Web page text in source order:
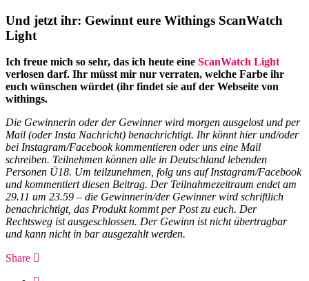
Und jetzt ihr: Gewinnt eure Withings ScanWatch
Light
Ich freue mich so sehr, das ich heute eine ScanWatch Light
verlosen darf. Ihr müsst mir nur verraten, welche Farbe ihr
euch wünschen würdet (ihr findet sie auf der Webseite von
withings.
Die Gewinnerin oder der Gewinner wird morgen ausgelost und per
Mail (oder Insta Nachricht) benachrichtigt. Ihr könnt hier und/oder
bei Instagram/Facebook kommentieren oder uns eine Mail
schreiben. Teilnehmen können alle in Deutschland lebenden
Personen Ü18. Um teilzunehmen, folg uns auf Instagram/Facebook
und kommentiert diesen Beitrag. Der Teilnahmezeitraum endet am
29.11 um 23.59 – die Gewinnerin/der Gewinner wird schriftlich
benachrichtigt, das Produkt kommt per Post zu euch. Der
Rechtsweg ist ausgeschlossen. Der Gewinn ist nicht übertragbar
und kann nicht in bar ausgezahlt werden.
Share